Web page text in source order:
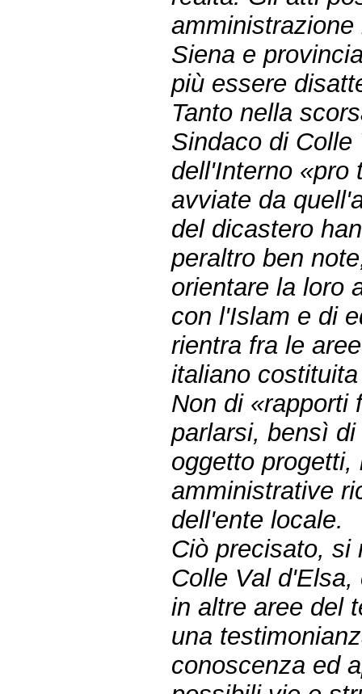
Siena e
più essere
Tanto nella
Sindaco di
dell'Interno «pro
avviate da
del dicastero
peraltro ben
orientare la loro
con l'Islam e di
rientra fra le
italiano
Non di «rapporti
parlarsi, bensì
oggetto
amministrative
dell'ente locale.
Ciò precisato, si
Colle Val
in altre aree del
una
conoscenza ed